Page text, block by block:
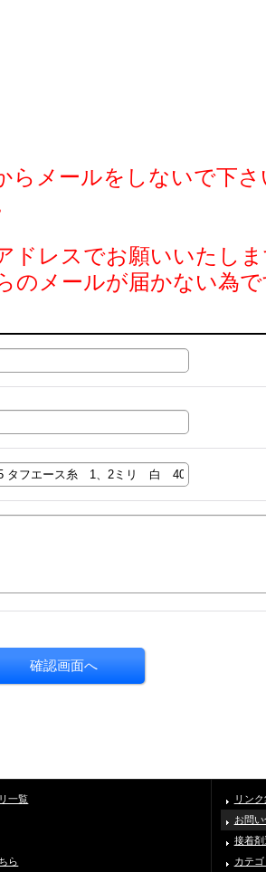
メールをしないで下さ
レスでお願いいたしま
のメールが届かない為で
一覧
ら
リンク
お問
接着剤
カテ